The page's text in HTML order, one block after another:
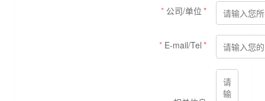
公司/单位
E-mail/Tel